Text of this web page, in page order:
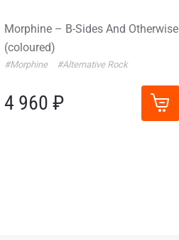
Morphine – B-Sides And Otherwise
(coloured)
#Morphine #Alternative Rock
4 960 ₽